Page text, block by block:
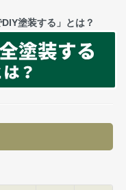
塗装する」とは？